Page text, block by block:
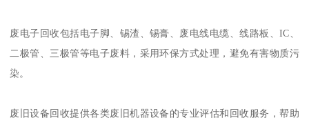
废电子回收包括电子脚、锡渣、锡膏、废电线电缆、线路板、IC、
二极管、三极管等电子废料，采用环保方式处理，避免有害物质污
染。
废旧设备回收提供各类废旧机器设备的专业评估和回收服务，帮助